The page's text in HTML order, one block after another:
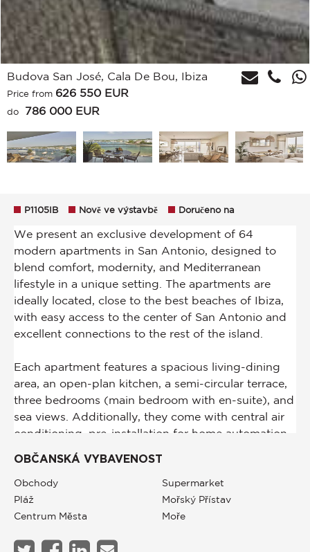
Budova San José, Cala De Bou, Ibiza
Price from 626 550 EUR
do 786 000 EUR
P1105IB Nově ve výstavbě Doručeno na
OBČANSKÁ VYBAVENOST
Obchody
Pláž
Centrum Města
Supermarket
Mořský Přístav
Moře